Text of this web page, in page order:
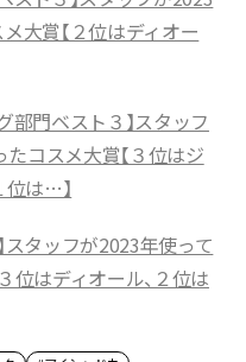
大賞【２位はディオー
部門ベスト３】スタッフ
コスメ大賞【３位はジ
位は…】
スタッフが2023年使って
位はディオール、２位は